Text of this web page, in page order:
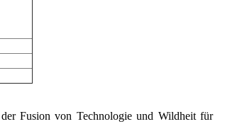
Fusion von Technologie und Wildheit für